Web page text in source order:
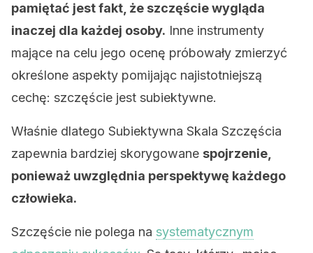
pamiętać jest fakt, że szczęście wygląda
inaczej dla każdej osoby. Inne instrumenty
mające na celu jego ocenę próbowały zmierzyć
określone aspekty pomijając najistotniejszą
cechę: szczęście jest subiektywne.
Właśnie dlatego Subiektywna Skala Szczęścia
zapewnia bardziej skorygowane spojrzenie,
ponieważ uwzględnia perspektywę każdego
człowieka.
Szczęście nie polega na systematycznym